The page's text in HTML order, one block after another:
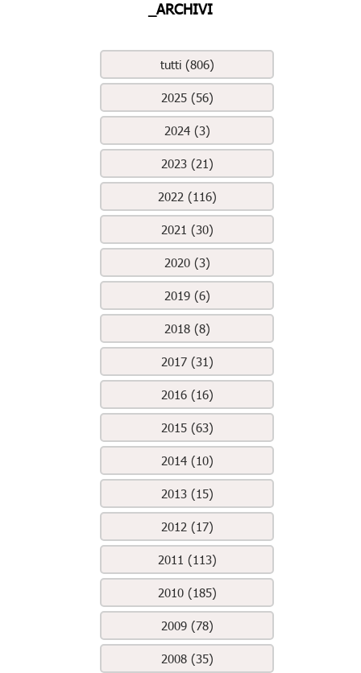
_ARCHIVI
tutti (806)
2025 (56)
2024 (3)
2023 (21)
2022 (116)
2021 (30)
2020 (3)
2019 (6)
2018 (8)
2017 (31)
2016 (16)
2015 (63)
2014 (10)
2013 (15)
2012 (17)
2011 (113)
2010 (185)
2009 (78)
2008 (35)